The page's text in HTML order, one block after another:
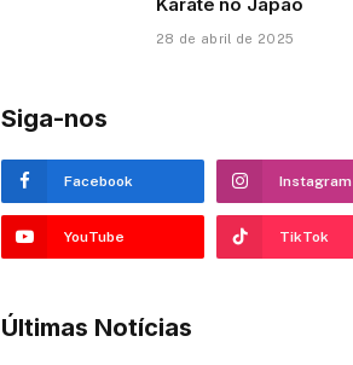
Karatê no Japão
28 de abril de 2025
Siga-nos
Facebook Instagram
YouTube TikTok
Últimas Notícias